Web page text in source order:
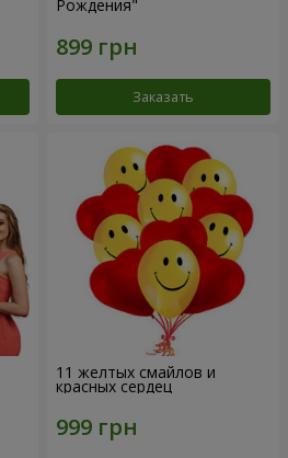
Рождения"
Заказать
11 желтых смайлов и
красных сердец